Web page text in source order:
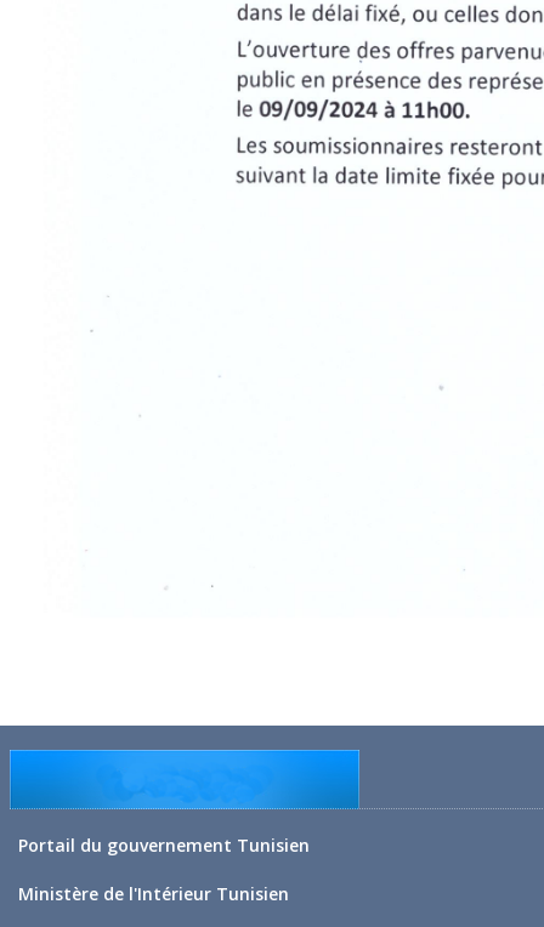
Portail du gouvernement Tunisien
Ministère de l'Intérieur Tunisien